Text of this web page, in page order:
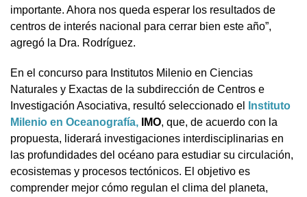
importante. Ahora nos queda esperar los resultados de
centros de interés nacional para cerrar bien este año”,
agregó la Dra. Rodríguez.
En el concurso para Institutos Milenio en Ciencias
Naturales y Exactas de la subdirección de Centros e
Investigación Asociativa, resultó seleccionado el
Instituto
Milenio en Oceanografía, IMO, que, de acuerdo con la
propuesta, liderará investigaciones interdisciplinarias en
las profundidades del océano para estudiar su circulación,
ecosistemas y procesos tectónicos. El objetivo es
comprender mejor cómo regulan el clima del planeta,